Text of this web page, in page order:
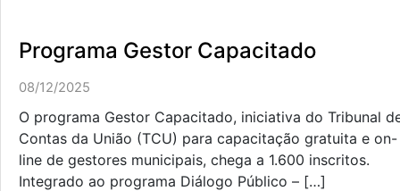
Programa Gestor Capacitado
08/12/2025
O programa Gestor Capacitado, iniciativa do Tribunal
Contas da União (TCU) para capacitação gratuita e on-
line de gestores municipais, chega a 1.600 inscritos.
Integrado ao programa Diálogo Público – […]